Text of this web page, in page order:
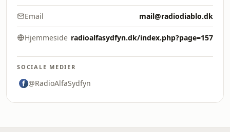
Email mail@radiodiablo.dk
Hjemmeside radioalfasydfyn.dk/index.php?page=157
SOCIALE MEDIER
@RadioAlfaSydfyn